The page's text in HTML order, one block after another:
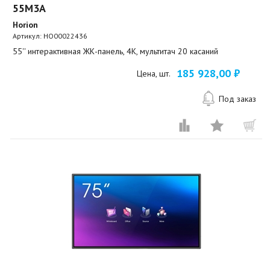
55M3A
Horion
Артикул: HO00022436
55'' интерактивная ЖК-панель, 4К, мультитач 20 касаний
Цена, шт. 185 928,00 ₽
Под заказ